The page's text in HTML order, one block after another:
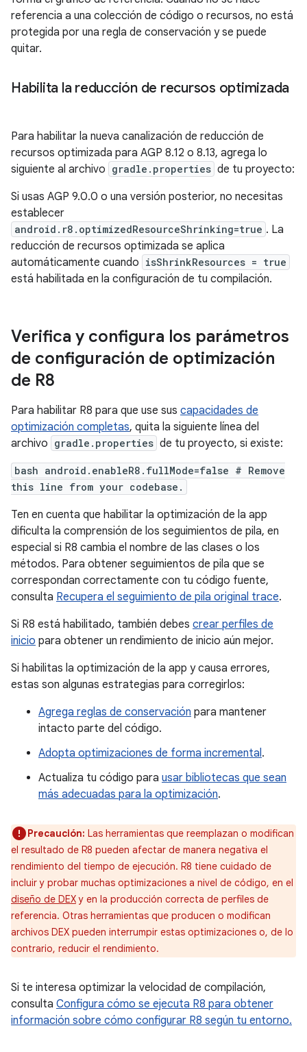
referencia a una colección de código o recursos, no está
protegida por una regla de conservación y se puede
quitar.
Habilita la reducción de recursos optimizada
Para habilitar la nueva canalización de reducción de
recursos optimizada para AGP 8.12 o 8.13, agrega lo
siguiente al archivo gradle.properties de tu proyecto:
Si usas AGP 9.0.0 o una versión posterior, no necesitas
establecer
android.r8.optimizedResourceShrinking=true . La
reducción de recursos optimizada se aplica
automáticamente cuando isShrinkResources = true
está habilitada en la configuración de tu compilación.
Verifica y configura los parámetros
de configuración de optimización
de R8
Para habilitar R8 para que use sus capacidades de
optimización completas, quita la siguiente línea del
archivo gradle.properties de tu proyecto, si existe:
bash android.enableR8.fullMode=false # Remove
this line from your codebase.
Ten en cuenta que habilitar la optimización de la app
dificulta la comprensión de los seguimientos de pila, en
especial si R8 cambia el nombre de las clases o los
métodos. Para obtener seguimientos de pila que se
correspondan correctamente con tu código fuente,
consulta Recupera el seguimiento de pila original trace.
Si R8 está habilitado, también debes crear perfiles de
inicio para obtener un rendimiento de inicio aún mejor.
Si habilitas la optimización de la app y causa errores,
estas son algunas estrategias para corregirlos:
Agrega reglas de conservación para mantener
intacto parte del código.
Adopta optimizaciones de forma incremental.
Actualiza tu código para usar bibliotecas que sean
más adecuadas para la optimización.
Precaución: Las herramientas que reemplazan o modifican
el resultado de R8 pueden afectar de manera negativa el
rendimiento del tiempo de ejecución. R8 tiene cuidado de
incluir y probar muchas optimizaciones a nivel de código, en el
diseño de DEXy en la producción correcta de perfiles de
referencia. Otras herramientas que producen o modifican
archivos DEX pueden interrumpir estas optimizaciones o, de lo
contrario, reducir el rendimiento.
Si te interesa optimizar la velocidad de compilación,
consulta Configura cómo se ejecuta R8 para obtener
información sobre cómo configurar R8 según tu entorno.